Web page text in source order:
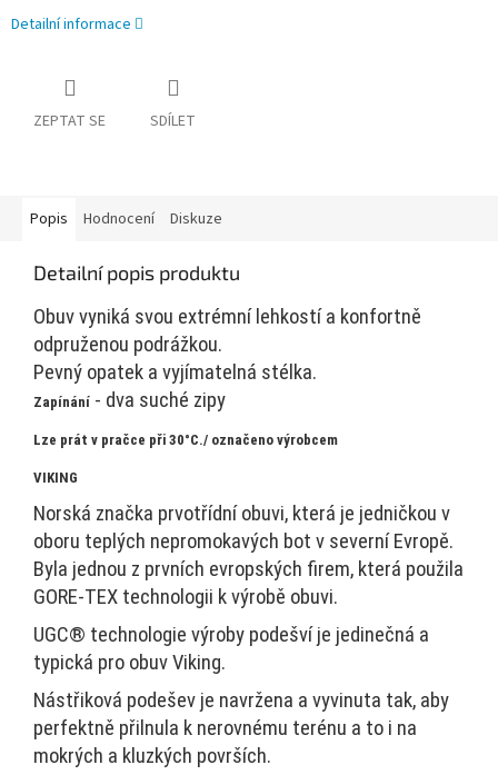
Detailní informace
ZEPTAT SE SDÍLET
Popis Hodnocení Diskuze
Detailní popis produktu
Obuv vyniká svou extrémní lehkostí a konfortně
odpruženou podrážkou.
Pevný opatek a vyjímatelná stélka.
Zapínání - dva suché zipy
Lze prát v pračce při 30°C./ označeno výrobcem
VIKING
Norská značka prvotřídní obuvi, která je jedničkou v
oboru teplých nepromokavých bot v severní Evropě.
Byla jednou z prvních evropských firem, která použila
GORE-TEX technologii k výrobě obuvi.
UGC® technologie výroby podešví je jedinečná a
typická pro obuv Viking.
Nástřiková podešev je navržena a vyvinuta tak, aby
perfektně přilnula k nerovnému terénu a to i na
mokrých a kluzkých površích.